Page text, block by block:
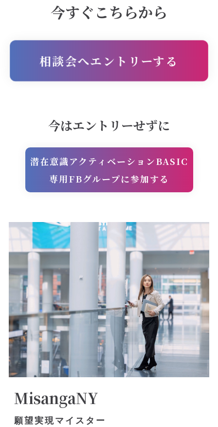
今すぐこちらから
相談会へエントリーする
今はエントリーせずに
潜在意識アクティベーションBASIC
専用FBグループに参加する
MisangaNY
願望実現マイスター